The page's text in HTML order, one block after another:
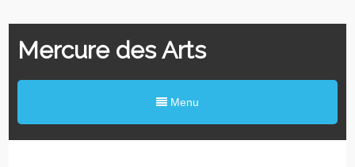
Mercure des Arts
Menu